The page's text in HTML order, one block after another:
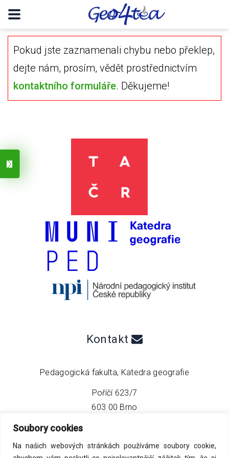
Soubory cookies
Na našich webových stránkách používáme soubory cookie,
Pokud jste zaznamenali chybu nebo překlep,
dejte nám, prosím, vědět prostřednictvím
kontaktního formuláře. Děkujeme!
Kontakt
Pedagogická fakulta, Katedra geografie
Poříčí 623/7
603 00 Brno
telefon:
email:info@geo4tea.com